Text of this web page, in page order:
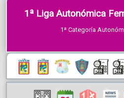
1ª Liga Autonómica
1ª Categoría